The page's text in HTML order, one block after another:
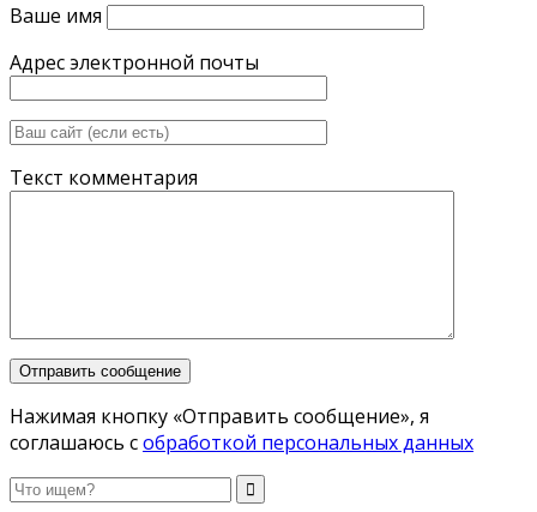
Ваше имя
Адрес электронной почты
Текст комментария
Нажимая кнопку «Отправить сообщение», я
соглашаюсь собработкой персональных данных